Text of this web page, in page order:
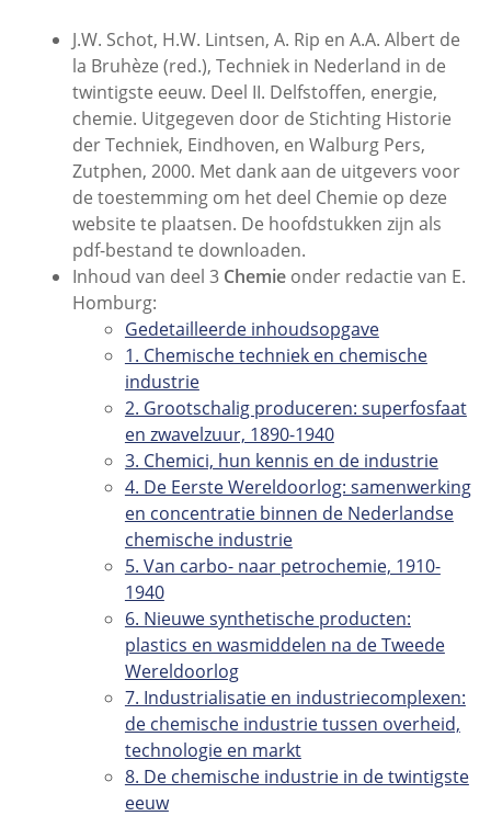
J.W. Schot, H.W. Lintsen, A. Rip en A.A. Albert de
la Bruhèze (red.), Techniek in Nederland in de
twintigste eeuw. Deel II. Delfstoffen, energie,
chemie. Uitgegeven door de Stichting Historie
der Techniek, Eindhoven, en Walburg Pers,
Zutphen, 2000. Met dank aan de uitgevers voor
de toestemming om het deel Chemie op deze
website te plaatsen. De hoofdstukken zijn als
pdf-bestand te downloaden.
Inhoud van deel 3 Chemieonder redactie van E.
Homburg:
Gedetailleerde inhoudsopgave
1. Chemische techniek en chemische
industrie
2. Grootschalig produceren: superfosfaat
en zwavelzuur, 1890-1940
3. Chemici, hun kennis en de industrie
4. De Eerste Wereldoorlog: samenwerking
en concentratie binnen de Nederlandse
chemische industrie
5. Van carbo- naar petrochemie, 1910-
1940
6. Nieuwe synthetische producten:
plastics en wasmiddelen na de Tweede
Wereldoorlog
7. Industrialisatie en industriecomplexen:
de chemische industrie tussen overheid,
technologie en markt
8. De chemische industrie in de twintigste
eeuw